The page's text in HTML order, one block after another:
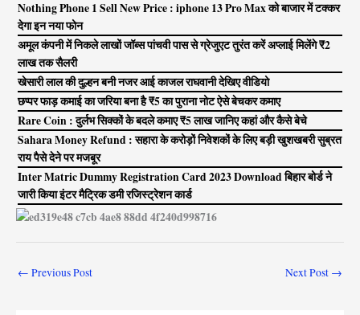
Nothing Phone 1 Sell New Price : iphone 13 Pro Max को बाजार में टक्कर
देगा इन नया फोन
अमूल कंपनी में निकले लाखों जॉब्स पांचवी पास से ग्रेजुएट तुरंत करें अप्लाई मिलेंगे ₹2
लाख तक सैलरी
खेसारी लाल की दुल्हन बनी नजर आई काजल राघवानी देखिए वीडियो
छप्पर फाड़ कमाई का जरिया बना है ₹5 का पुराना नोट ऐसे बेचकर कमाए
Rare Coin : दुर्लभ सिक्कों के बदले कमाए ₹5 लाख जानिए कहां और कैसे बेचे
Sahara Money Refund : सहारा के करोड़ों निवेशकों के लिए बड़ी खुशखबरी सुब्रत
राय पैसे देने पर मजबूर
Inter Matric Dummy Registration Card 2023 Download बिहार बोर्ड ने
जारी किया इंटर मैट्रिक डमी रजिस्ट्रेशन कार्ड
← Previous Post Next Post →